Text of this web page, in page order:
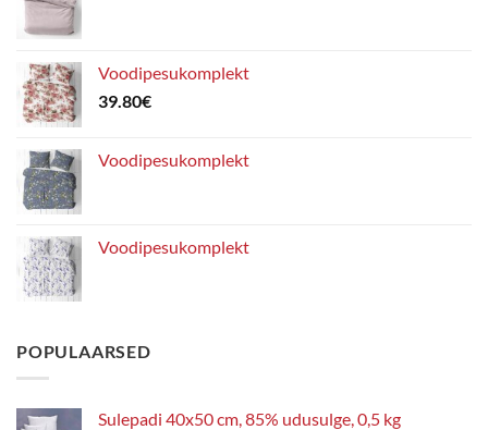
Voodipesukomplekt
39.80€
Voodipesukomplekt
Voodipesukomplekt
POPULAARSED
Sulepadi 40x50 cm, 85% udusulge, 0,5 kg